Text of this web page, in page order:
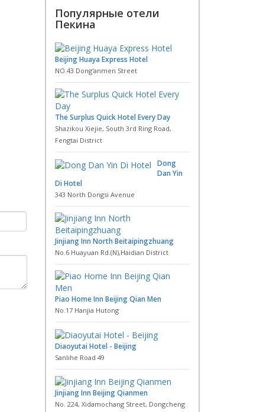
Популярные отели
Пекина
Beijing Huaya Express Hotel
NO.43 Dong'anmen Street
The Surplus Quick Hotel Every Day
Shazikou Xiejie, South 3rd Ring Road,
Fengtai District
Dong
Dan Yin
Di Hotel
343 North Dongsi Avenue
Jinjiang Inn North Beitaipingzhuang
No.6 Huayuan Rd.(N),Haidian District
Piao Home Inn Beijing Qian Men
No.17 Hanjia Hutong
Diaoyutai Hotel - Beijing
Sanlihe Road 49
Jinjiang Inn Beijing Qianmen
No. 224, Xidamochang Street, Dongcheng